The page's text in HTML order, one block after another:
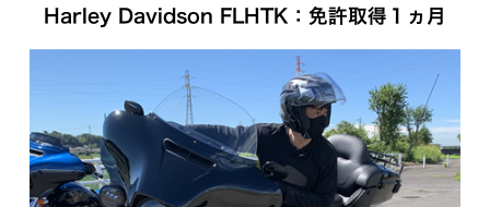
Harley Davidson FLHTK：免許取得１ヵ月